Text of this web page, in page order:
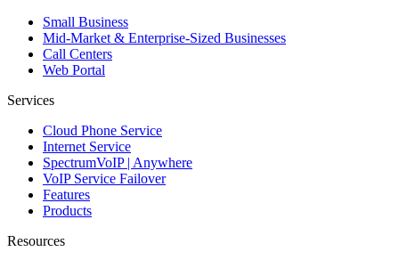
Small Business
Mid-Market & Enterprise-Sized Businesses
Call Centers
Web Portal
Services
Cloud Phone Service
Internet Service
SpectrumVoIP | Anywhere
VoIP Service Failover
Features
Products
Resources